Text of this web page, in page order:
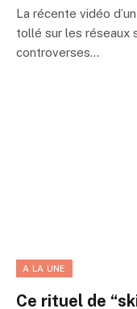
La récente vidéo
tollé sur les réseaux
controverses…
A LA UNE
Ce rituel de